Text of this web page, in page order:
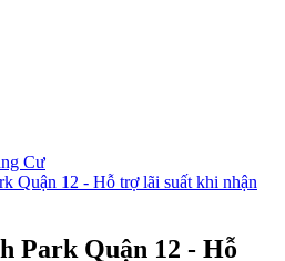
Cư
Quận 12 - Hỗ trợ lãi suất khi nhận
Park Quận 12 - Hỗ